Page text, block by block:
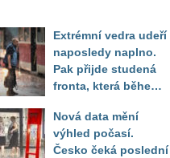
Extrémní vedra udeří
naposledy naplno.
Pak přijde studená
fronta, která během
počasí
Nová data mění
výhled počasí.
Česko čeká poslední